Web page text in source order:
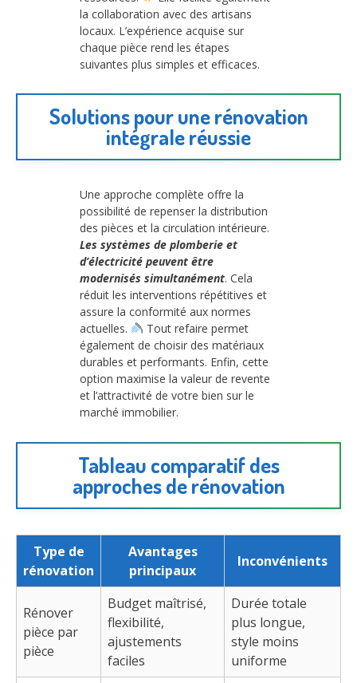
la collaboration avec des artisans
locaux. L’expérience acquise sur
chaque pièce rend les étapes
suivantes plus simples et efficaces.
Solutions pour une rénovation
intégrale réussie
Une approche complète offre la
possibilité de repenser la distribution
des pièces et la circulation intérieure.
Les systèmes de plomberie et
d’électricité peuvent être
modernisés simultanément. Cela
réduit les interventions répétitives et
assure la conformité aux normes
actuelles.
Tout refaire permet
également de choisir des matériaux
durables et performants. Enfin, cette
option maximise la valeur de revente
et l’attractivité de votre bien sur le
marché immobilier.
Tableau comparatif des
approches de rénovation
Type de
rénovation
Avantages
principaux
Inconvénients
Rénover
pièce par
pièce
Budget maîtrisé,
flexibilité,
ajustements
faciles
Durée totale
plus longue,
style moins
uniforme